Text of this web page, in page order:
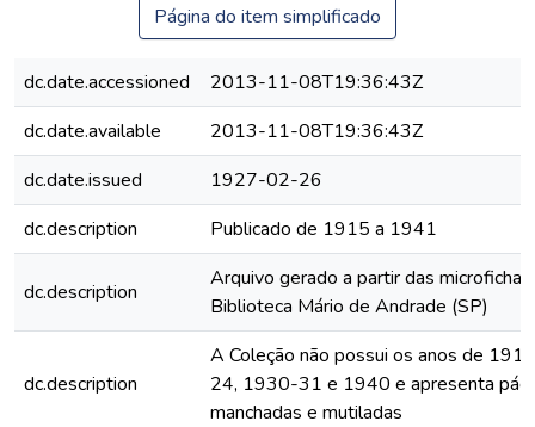
Página do item simplificado
dc.date.accessioned
2013-11-08T19:36:43Z
dc.date.available
2013-11-08T19:36:43Z
dc.date.issued
1927-02-26
dc.description
Publicado de 1915 a 1941
dc.description
Arquivo gerado a partir das
Biblioteca Mário de Andrade (SP)
dc.description
A Coleção não possui os anos de
24, 1930-31 e 1940 e apresenta
manchadas e mutiladas